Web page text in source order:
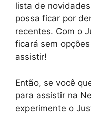
lista de
possa ficar por
recentes. Com o
ficará sem
assistir!
Então, se você
para assistir na
experimente o